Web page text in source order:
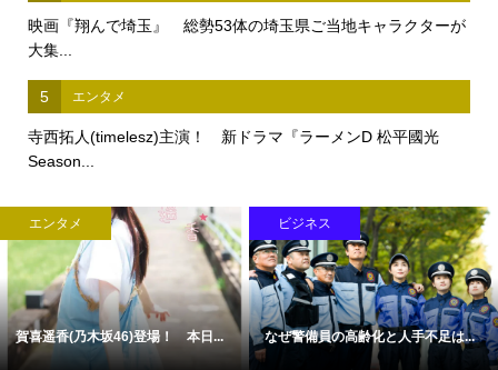
映画『翔んで埼玉』 総勢53体の埼玉県ご当地キャラクターが
大集...
5 エンタメ
寺西拓人(timelesz)主演！ 新ドラマ『ラーメンD 松平國光
Season...
高齢化と人手不足は...
ビジネス
「病気」から「人」を診る医療へ
―...
ライフスタ
F1全戦を